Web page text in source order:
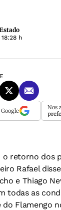
h
Nos
o retorno dos
Rafael
e Thiago
todas as
do Flamengo